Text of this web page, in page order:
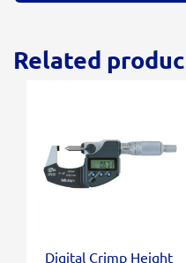
Related
Digital Crimp Height